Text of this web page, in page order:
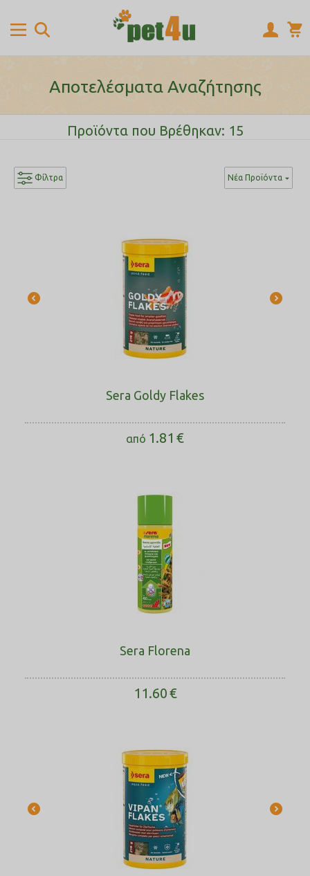
Αποτελέσματα Αναζήτησης
Προϊόντα που Βρέθηκαν: 15
Φίλτρα Νέα Προϊόντα
Sera Goldy Flakes
από 1.81 €
Sera Florena
11.60€